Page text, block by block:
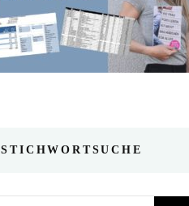
STICHWORTSUCHE